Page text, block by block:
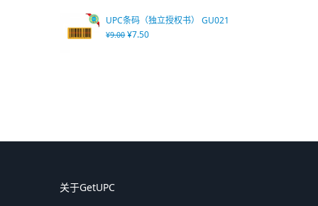
UPC条码（独立授权书） GU021
¥9.00 ¥7.50
关于GetUPC